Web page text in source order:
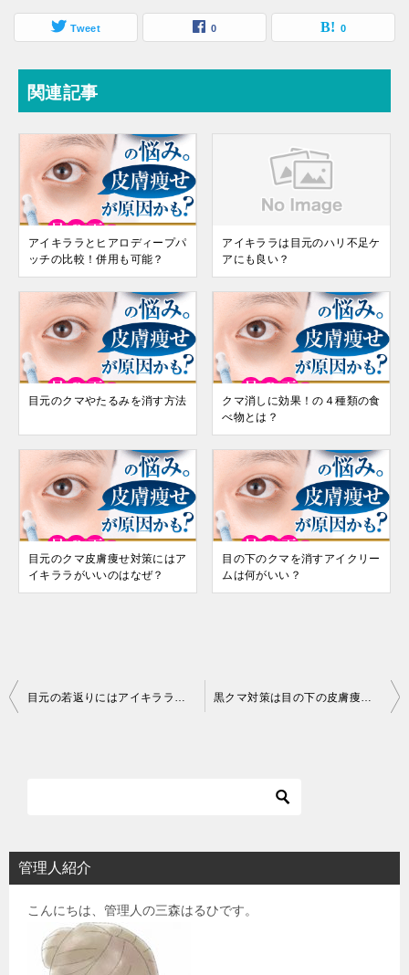
Tweet 0 0
関連記事
アイキララとヒアロディープパ
ッチの比較！併用も可能？
アイキララは目元のハリ不足ケ
アにも良い？
目元のクマやたるみを消す方法
クマ消しに効果！の４種類の食
べ物とは？
目元のクマ皮膚痩せ対策にはア
イキララがいいのはなぜ？
目の下のクマを消すアイクリー
ムは何がいい？
投
シ
管理人紹介
こんにちは、管理人の三森はるひです。